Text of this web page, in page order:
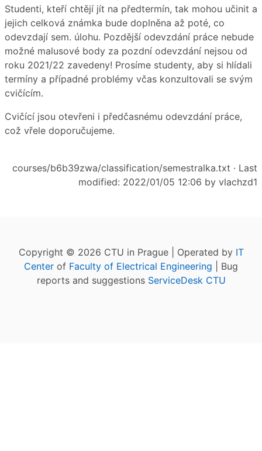
Studenti, kteří chtějí jít na předtermín, tak mohou učinit a
jejich celková známka bude doplněna až poté, co
odevzdají sem. úlohu. Pozdější odevzdání práce nebude
možné malusové body za pozdní odevzdání nejsou od
roku 2021/22 zavedeny! Prosíme studenty, aby si hlídali
termíny a případné problémy včas konzultovali se svým
cvičícím.
Cvičící jsou otevřeni i předčasnému odevzdání práce,
což vřele doporučujeme.
courses/b6b39zwa/classification/semestralka.txt · Last
modified: 2022/01/05 12:06 by vlachzd1
Copyright © 2026 CTU in Prague | Operated by IT
Center of Faculty of Electrical Engineering | Bug
reports and suggestions ServiceDesk CTU